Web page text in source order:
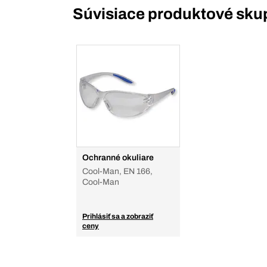
Súvisiace produktové
Ochranné okuliare
Cool-Man, EN 166,
Cool-Man
Prihlásiť sa a zobraziť
ceny